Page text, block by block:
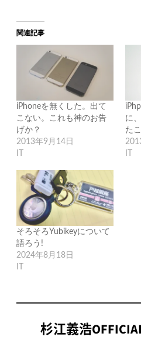
関連記事
iPhoneを無くした。出て
こない。これも神のお告
げか？
2013年9月14日
に
た
そろそろYubikeyについて
語ろう!
2024年8月18日
杉江義浩